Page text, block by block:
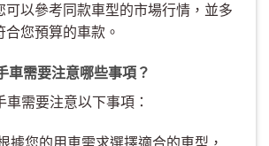
可以參考同款車型的市場行情，並多
您預算的車款。
車需要注意哪些事項？
車需要注意以下事項：
據您的用車需求選擇適合的車型，